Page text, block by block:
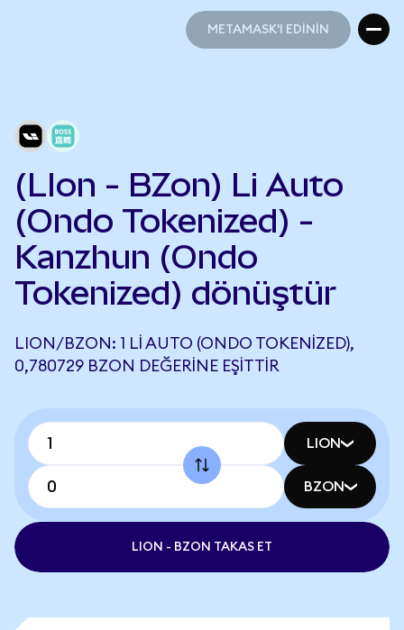
METAMASK'I EDİNİN
(LIon - BZon) Li Auto
(Ondo Tokenized) -
Kanzhun (Ondo
Tokenized) dönüştür
LION/BZON: 1 LI AUTO (ONDO TOKENIZED),
0,780729 BZON DEĞERINE EŞITTIR
LION
BZON
LION - BZON TAKAS ET